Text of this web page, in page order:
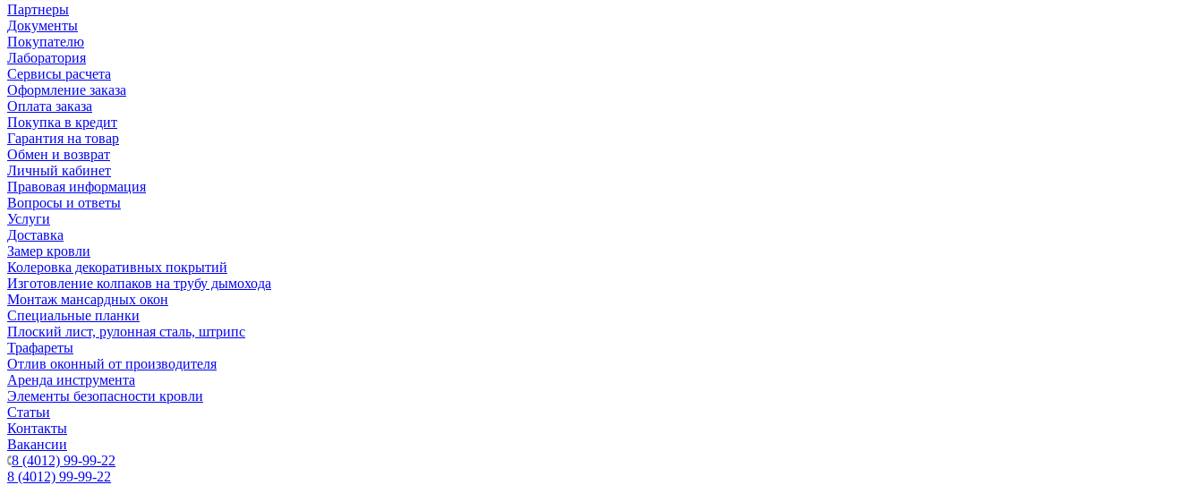
Партнеры
Документы
Покупателю
Лаборатория
Сервисы расчета
Оформление заказа
Оплата заказа
Покупка в кредит
Гарантия на товар
Обмен и возврат
Личный кабинет
Правовая информация
Вопросы и ответы
Услуги
Доставка
Замер кровли
Колеровка декоративных покрытий
Изготовление колпаков на трубу дымохода
Монтаж мансардных окон
Специальные планки
Плоский лист, рулонная сталь, штрипс
Трафареты
Отлив оконный от производителя
Аренда инструмента
Элементы безопасности кровли
Статьи
Контакты
Вакансии
8 (4012) 99-99-22
8 (4012) 99-99-22